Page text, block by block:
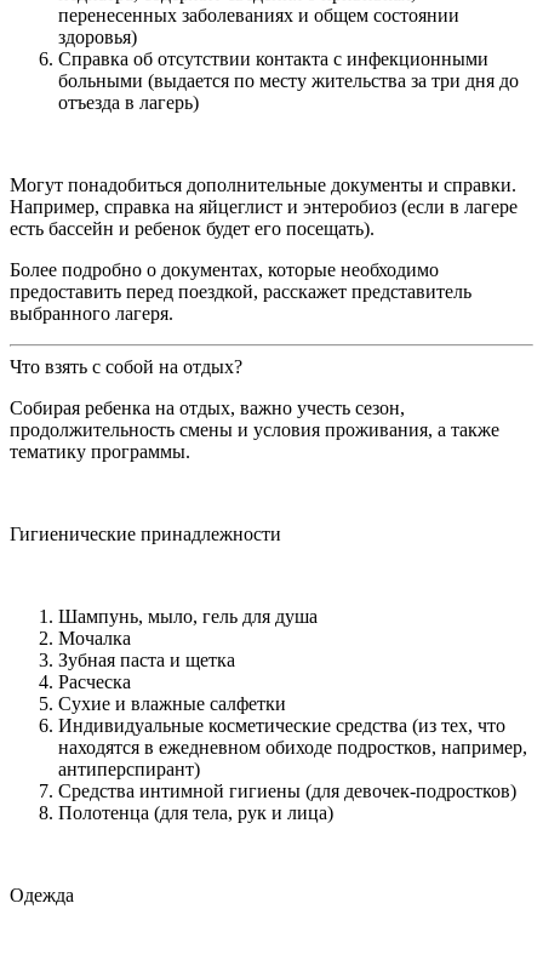
перенесенных заболеваниях и общем состоянии
здоровья)
Справка об отсутствии контакта с инфекционными
больными (выдается по месту жительства за три дня до
отъезда в лагерь)
Могут понадобиться дополнительные документы и справки.
Например, справка на яйцеглист и энтеробиоз (если в лагере
есть бассейн и ребенок будет его посещать).
Более подробно о документах, которые необходимо
предоставить перед поездкой, расскажет представитель
выбранного лагеря.
Что взять с собой на отдых?
Собирая ребенка на отдых, важно учесть сезон,
продолжительность смены и условия проживания, а также
тематику программы.
Гигиенические принадлежности
Шампунь, мыло, гель для душа
Мочалка
Зубная паста и щетка
Расческа
Сухие и влажные салфетки
Индивидуальные косметические средства (из тех, что
находятся в ежедневном обиходе подростков, например,
антиперспирант)
Средства интимной гигиены (для девочек-подростков)
Полотенца (для тела, рук и лица)
Одежда